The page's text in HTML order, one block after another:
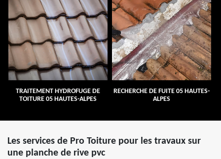
TRAITEMENT HYDROFUGE DE
TOITURE 05 HAUTES-ALPES
RECHERCHE DE FUITE 05 HAUTES-
ALPES
Les services de Pro Toiture pour les travaux sur
une planche de rive pvc